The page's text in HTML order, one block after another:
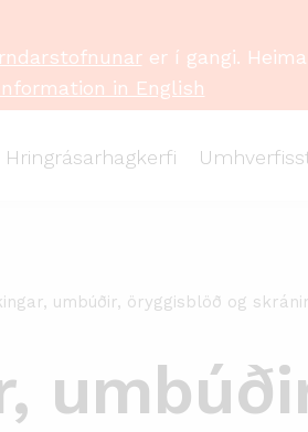
Hringrásarhagkerfi
er í gangi.
in English
umbúðir, öryggisblöð og